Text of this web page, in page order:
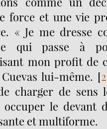
force et une vie
« Je me dresse
qui passe à
mon profit de
lui-même. [
charger de sens
occuper le devant
et multiforme.